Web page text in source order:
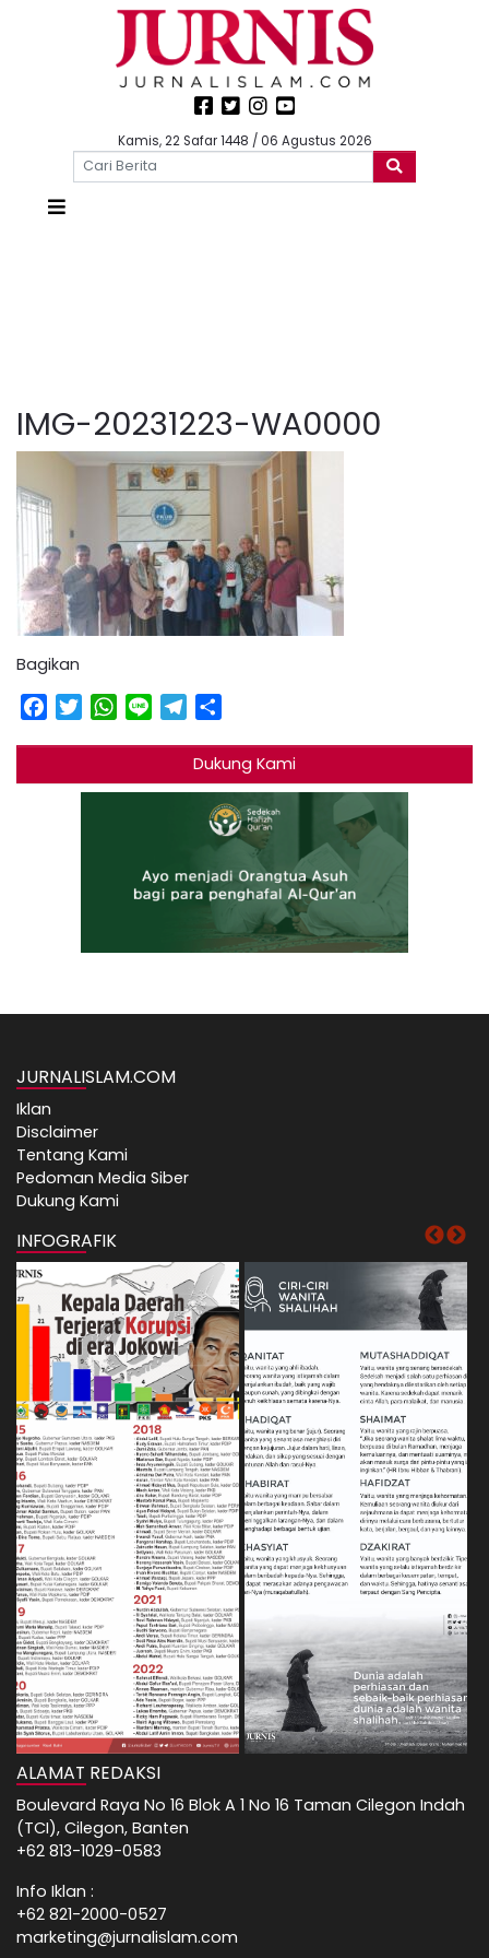
Kamis, 22 Safar 1448 / 06 Agustus 2026
IMG-20231223-WA0000
Bagikan
Facebook
TwitterWhatsApp
Line Telegram
Dukung Kami
JURNALISLAM.COM
Iklan
Disclaimer
Tentang Kami
Pedoman Media Siber
Dukung Kami
INFOGRAFIK
ALAMAT REDAKSI
Boulevard Raya No 16 Blok A 1 No 16 Taman Cilegon Indah
(TCI), Cilegon, Banten
+62 813-1029-0583
Info Iklan :
+62 821-2000-0527
marketing@jurnalislam.com